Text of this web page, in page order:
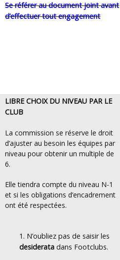
Se référer au document joint avant
d’effectuer tout engagement
LIBRE CHOIX DU NIVEAU PAR LE
CLUB
La commission se réserve le droit
d’ajuster au besoin les équipes par
niveau pour obtenir un multiple de
6.
Elle tiendra compte du niveau N-1
et si les obligations d’encadrement
ont été respectées.
N’oubliez pas de saisir les
desiderata dans Footclubs.